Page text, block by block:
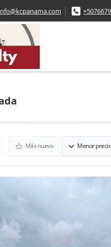
Más nuevo Menor precio